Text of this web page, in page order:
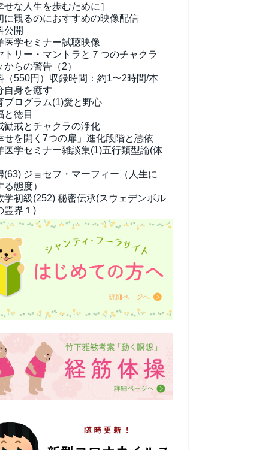
せな人生を歩むために］
に観るのにおすすめの映像配信
公開
医学セミナー試聴映像
トリー・マントラと７つのチャクラ
からの警告（2）
（550円） 収録時間：約1〜2時間/本
自身を癒す
プログラム(1)愛と野心
と徳目
勧戒とチャクラの浄化
せを開く7つの扉」進化段階と憑依
医学セミナー雑談集(1)五行類型論(体
(63) ジョセフ・マーフィー（人生に
る態度）
学初級(252) 秘密伝承(スウェデンボル
霊界１)